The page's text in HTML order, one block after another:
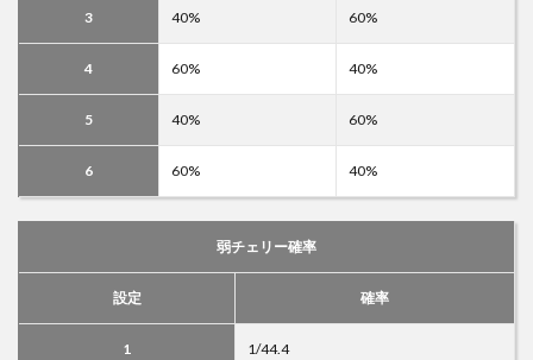
3 40% 60%
4 60% 40%
5 40% 60%
6 60% 40%
弱チェリー確率
設定 確率
1 1/44.4